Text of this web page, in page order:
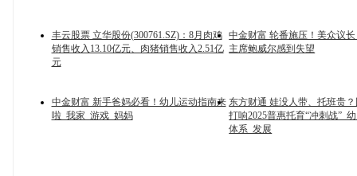
丰云股票 立华股份(300761.SZ)：8月肉鸡
销售收入13.10亿元、肉猪销售收入2.51亿
元
中金财富 轮番施压！美众议
主席鲍威尔感到失望
中金财富 新手爸妈必看！幼儿运动指南来
啦_我家_游戏_妈妈
东方财通 娃没人带、托班贵
打响2025普惠托育“冲刺战”_
体系_发展